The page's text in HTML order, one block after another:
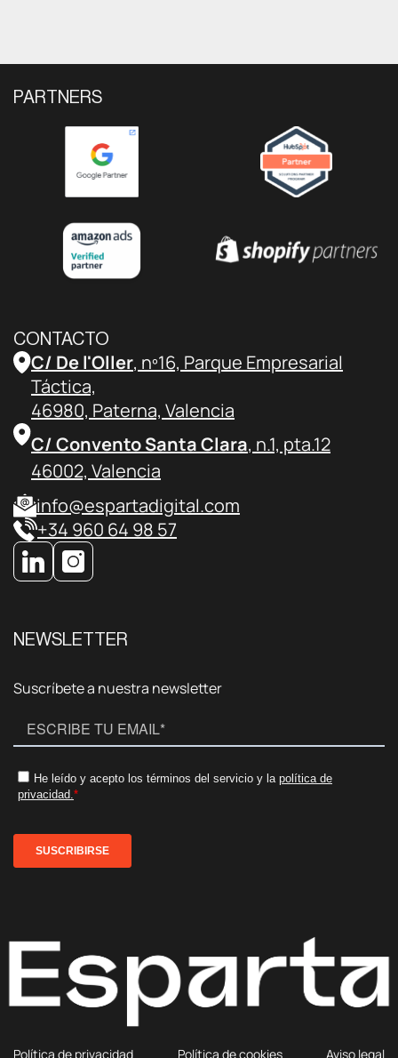
ejemplos […]
PARTNERS
CONTACTO
C/ De l'Oller, nº16, Parque Empresarial
Táctica,
46980, Paterna, Valencia
C/ Convento Santa Clara, n.1, pta.12
46002, Valencia
info@espartadigital.com
+34 960 64 98 57
NEWSLETTER
Suscríbete a nuestra newsletter
Política de privacidad Política de cookies Aviso legal